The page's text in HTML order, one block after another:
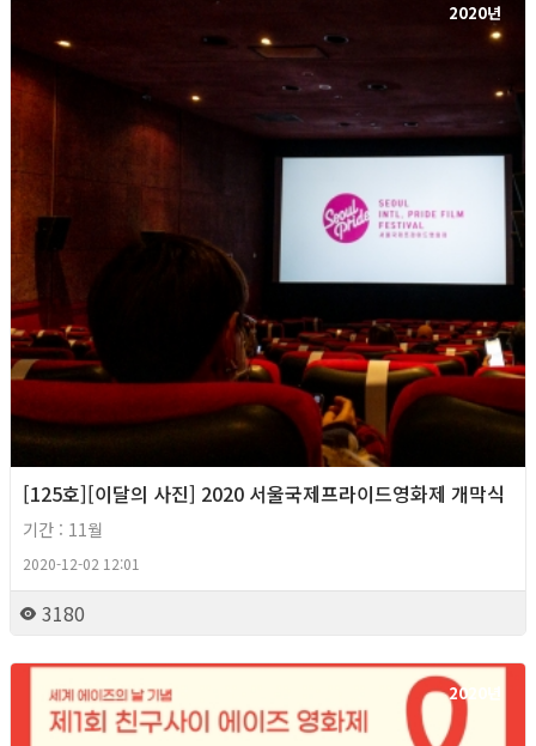
2020년
[125호][이달의 사진] 2020 서울국제프라이드영화제 개막식
기간 : 11월
2020-12-02 12:01
3180
2020년